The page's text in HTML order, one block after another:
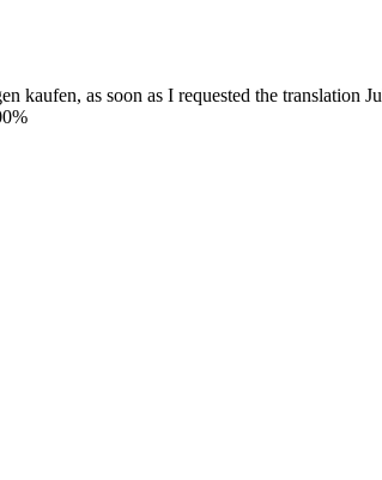
kaufen, as soon as I requested the